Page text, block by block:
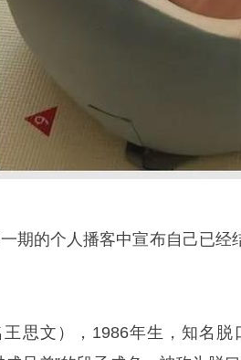
期的个人播客中宣布自己已
思文），1986年生，知名脱